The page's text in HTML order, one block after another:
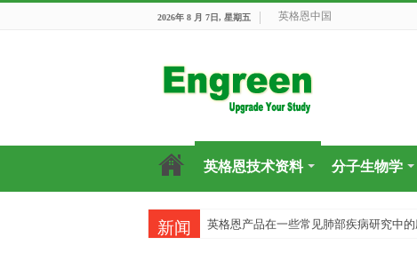
2026年 8 月 7日, 星期五 英格恩中国
英格恩技术资料 分子生物学
新闻 英格恩产品在一些常见肺部疾病研究中的